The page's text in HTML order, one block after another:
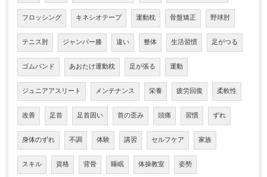
フロッシング キネシオテープ 運動枕 骨盤矯正 野球肘
テニス肘 ジャンパー膝 違い 整体 生活習慣 足がつる
ゴムバンド あおたけ運動枕 足が張る 運動
ジュニアアスリート メンテナンス 栄養 疲労回復 柔軟性
改善 足首 足首固い 首の歪み 頭痛 習慣 ずれ
身体のずれ 不調 体験 講習 セルフケア 家族
スキル 資格 背骨 睡眠 体操教室 姿勢